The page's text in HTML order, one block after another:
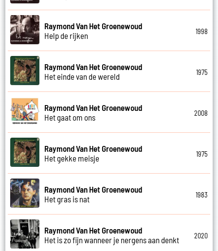
Raymond Van Het Groenewoud
Help de rijken
1998
Raymond Van Het Groenewoud
Het einde van de wereld
1975
Raymond Van Het Groenewoud
Het gaat om ons
2008
Raymond Van Het Groenewoud
Het gekke meisje
1975
Raymond Van Het Groenewoud
Het gras is nat
1983
Raymond Van Het Groenewoud
Het is zo fijn wanneer je nergens aan denkt
2020